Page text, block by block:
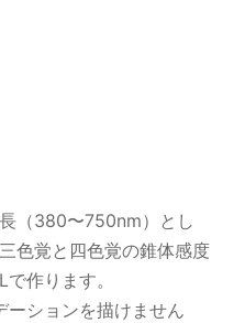
（380〜750nm）とし
色覚と四色覚の錐体感度
作ります。
ションを描けません